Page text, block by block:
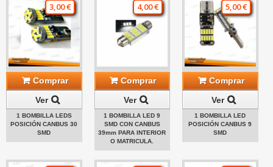
3,00 €
Comprar
Ver
1 BOMBILLA LEDS
POSICIÓN CANBUS 30
SMD
4,00 €
Comprar
Ver
1 BOMBILLA LED 9
SMD CON CANBUS
39mm PARA INTERIOR
O MATRICULA.
5,00 €
Comprar
Ver
1 BOMBILLA LED
POSICIÓN CANBUS 9
SMD